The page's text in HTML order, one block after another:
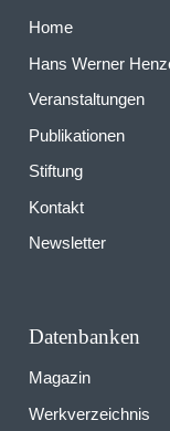
Home
Hans Werner
Veranstaltungen
Publikationen
Stiftung
Kontakt
Newsletter
Datenbanken
Magazin
Werkverzeichnis